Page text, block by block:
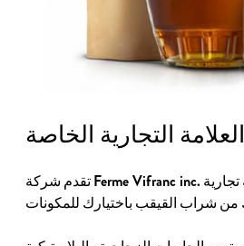
العلامة التجارية الخاصة
Ferme Vifranc inc.